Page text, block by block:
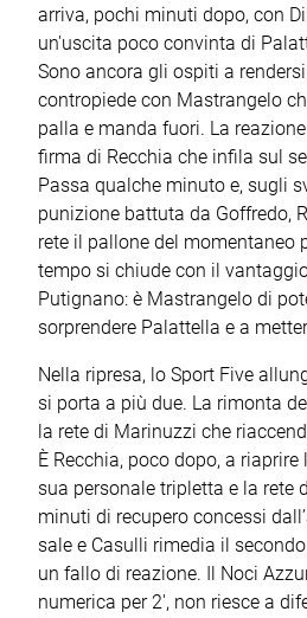
arriva, pochi minuti dopo, con
un'uscita poco convinta di
Sono ancora gli ospiti a
contropiede con Mastrangelo
palla e manda fuori. La
firma di Recchia che infila sul
Passa qualche minuto e, sugli
punizione battuta da Goffredo,
rete il pallone del momentaneo
tempo si chiude con il
Putignano: è Mastrangelo di
sorprendere Palattella e a
Nella ripresa, lo Sport Five
si porta a più due. La rimonta
la rete di Marinuzzi che
È Recchia, poco dopo, a
sua personale tripletta e la rete
minuti di recupero concessi
sale e Casulli rimedia il
un fallo di reazione. Il Noci
numerica per 2', non riesce a